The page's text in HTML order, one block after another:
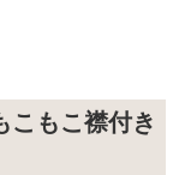
こもこ襟付き